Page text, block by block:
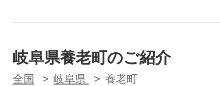
岐阜県養老町のご紹介
全国 岐阜県 養老町